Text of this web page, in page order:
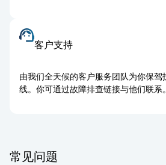
客户支持
由我们全天候的客户服务团队为你保
线。你可通过故障排查链接与他们联系。
常见问题